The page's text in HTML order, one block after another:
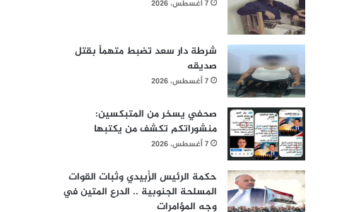
7 أغسطس، 2026
شرطة دار سعد تضبط متهماً بقتل
صديقه
7 أغسطس، 2026
صحفي يسخر من المتبكسين:
منشوراتكم تكشف من يكتبها
7 أغسطس، 2026
حكمة الرئيس الزُبيدي وثبات القوات
المسلحة الجنوبية .. الدرع المتين في
وجه المؤامرات